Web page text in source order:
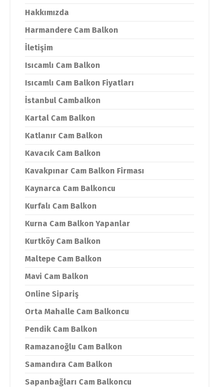
Hakkımızda
Harmandere Cam Balkon
İletişim
Isıcamlı Cam Balkon
Isıcamlı Cam Balkon Fiyatları
İstanbul Cambalkon
Kartal Cam Balkon
Katlanır Cam Balkon
Kavacık Cam Balkon
Kavakpınar Cam Balkon Firması
Kaynarca Cam Balkoncu
Kurfalı Cam Balkon
Kurna Cam Balkon Yapanlar
Kurtköy Cam Balkon
Maltepe Cam Balkon
Mavi Cam Balkon
Online Sipariş
Orta Mahalle Cam Balkoncu
Pendik Cam Balkon
Ramazanoğlu Cam Balkon
Samandıra Cam Balkon
Sapanbağları Cam Balkoncu